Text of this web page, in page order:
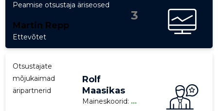
Peamise otsustaja äriseosed
Martin Repp
3
Ettevõtet
Otsustajate
mõjukaimad
äripartnerid
Rolf
Maasikas
Maineskoorid: ...